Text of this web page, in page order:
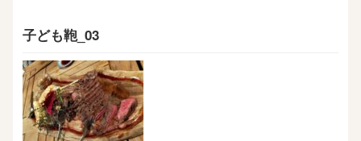
子ども鞄_03